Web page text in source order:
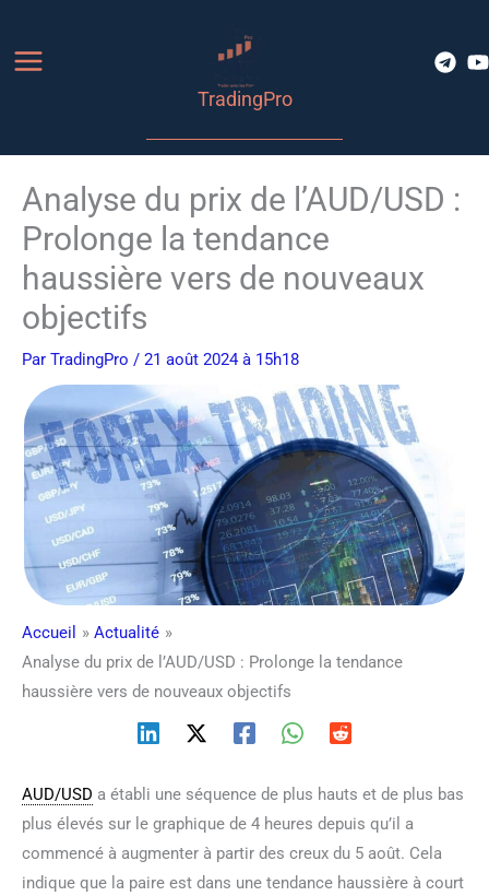
contenu
TradingPro
Analyse du prix de l’AUD/USD :
Prolonge la tendance
haussière vers de nouveaux
objectifs
Par TradingPro / 21 août 2024 à 15h18
Accueil
Actualité
Analyse du prix de l’AUD/USD : Prolonge la tendance
haussière vers de nouveaux objectifs
AUD/USD a établi une séquence de plus hauts et de plus bas
plus élevés sur le graphique de 4 heures depuis qu’il a
commencé à augmenter à partir des creux du 5 août. Cela
indique que la paire est dans une tendance haussière à court